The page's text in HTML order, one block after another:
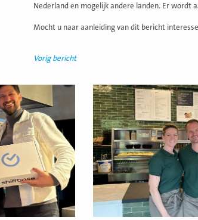
Nederland en mogelijk andere landen. Er wordt
Mocht u naar aanleiding van dit bericht
Vorig bericht
Lees
meer